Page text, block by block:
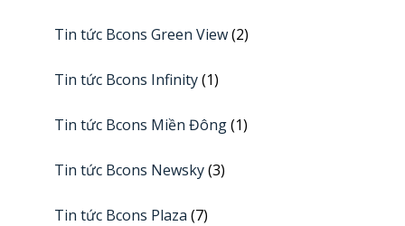
Tin tức Bcons Green View(2)
Tin tức Bcons Infinity(1)
Tin tức Bcons Miền Đông(1)
Tin tức Bcons Newsky(3)
Tin tức Bcons Plaza (7)